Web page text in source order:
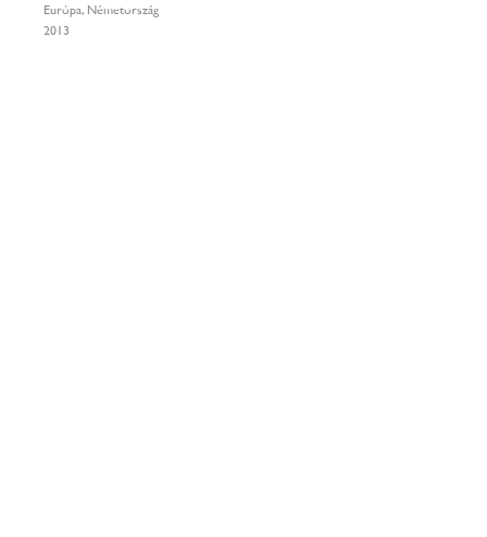
Európa, Németország
2013